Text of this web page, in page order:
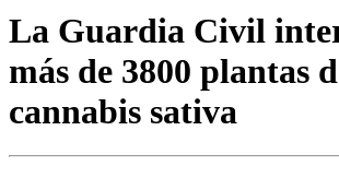
La Guardia Civil
más de 3800 plantas
cannabis sativa